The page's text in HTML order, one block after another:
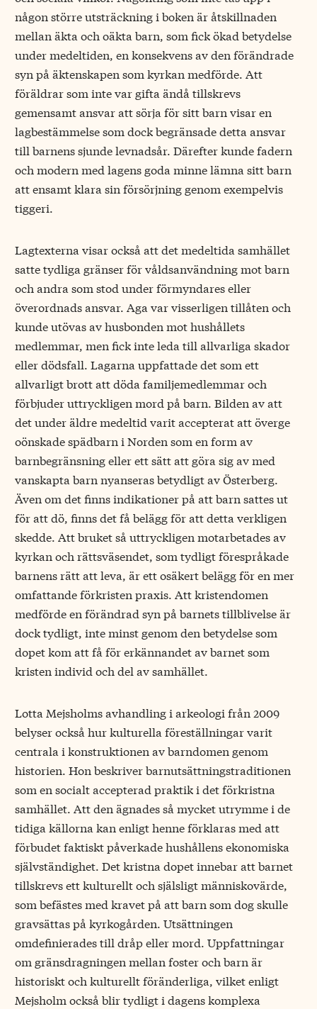
någon större utsträckning i boken är åtskillnaden
mellan äkta och oäkta barn, som fick ökad betydelse
under medeltiden, en konsekvens av den förändrade
syn på äktenskapen som kyrkan medförde. Att
föräldrar som inte var gifta ändå tillskrevs
gemensamt ansvar att sörja för sitt barn visar en
lagbestämmelse som dock begränsade detta ansvar
till barnens sjunde levnadsår. Därefter kunde fadern
och modern med lagens goda minne lämna sitt barn
att ensamt klara sin försörjning genom exempelvis
tiggeri.
Lagtexterna visar också att det medeltida samhället
satte tydliga gränser för våldsanvändning mot barn
och andra som stod under förmyndares eller
överordnads ansvar. Aga var visserligen tillåten och
kunde utövas av husbonden mot hushållets
medlemmar, men fick inte leda till allvarliga skador
eller dödsfall. Lagarna uppfattade det som ett
allvarligt brott att döda familjemedlemmar och
förbjuder uttryckligen mord på barn. Bilden av att
det under äldre medeltid varit accepterat att överge
oönskade spädbarn i Norden som en form av
barnbegränsning eller ett sätt att göra sig av med
vanskapta barn nyanseras betydligt av Österberg.
Även om det finns indikationer på att barn sattes ut
för att dö, finns det få belägg för att detta verkligen
skedde. Att bruket så uttryckligen motarbetades av
kyrkan och rättsväsendet, som tydligt förespråkade
barnens rätt att leva, är ett osäkert belägg för en mer
omfattande förkristen praxis. Att kristendomen
medförde en förändrad syn på barnets tillblivelse är
dock tydligt, inte minst genom den betydelse som
dopet kom att få för erkännandet av barnet som
kristen individ och del av samhället.
Lotta Mejsholms avhandling i arkeologi från 2009
belyser också hur kulturella föreställningar varit
centrala i konstruktionen av barndomen genom
historien. Hon beskriver barnutsättningstraditionen
som en socialt accepterad praktik i det förkristna
samhället. Att den ägnades så mycket utrymme i de
tidiga källorna kan enligt henne förklaras med att
förbudet faktiskt påverkade hushållens ekonomiska
självständighet. Det kristna dopet innebar att barnet
tillskrevs ett kulturellt och själsligt människovärde,
som befästes med kravet på att barn som dog skulle
gravsättas på kyrkogården. Utsättningen
omdefinierades till dråp eller mord. Uppfattningar
om gränsdragningen mellan foster och barn är
historiskt och kulturellt föränderliga, vilket enligt
Mejsholm också blir tydligt i dagens komplexa